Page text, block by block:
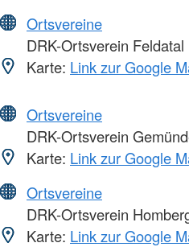
Ortsvereine
DRK-Ortsverein Feldatal
Karte: Link zur Google
Ortsvereine
DRK-Ortsverein
Karte: Link zur Google
Ortsvereine
DRK-Ortsverein
Karte: Link zur Google